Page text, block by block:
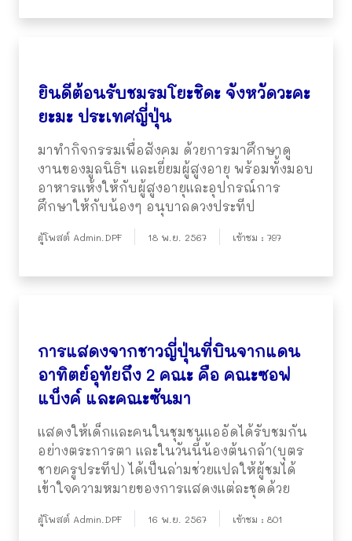
ยินดีต้อนรับชมรมโยะชิดะ จังหวัดวะคะ
ยะมะ ประเทศญี่ปุ่น
มาทำกิจกรรมเพื่อสังคม ด้วยการมาศึกษาดู
งานของมูลนิธิฯ และเยี่ยมผู้สูงอายุ พร้อมทั้งมอบ
อาหารแห้งให้กับผู้สูงอายุและอุปกรณ์การ
ศึกษาให้กับน้องๆ อนุบาลดวงประทีป
ผู้โพสต์ Admin.DPF 18 พ.ย. 2567 เข้าชม : 797
การแสดงจากชาวญี่ปุ่นที่บินจากแดน
อาทิตย์อุทัยถึง 2 คณะ คือ คณะซอฟ
แบ็งค์ และคณะซันมา
แสดงให้เด็กและคนในชุมชนแออัดได้รับชมกัน
อย่างตระการตา และในวันนี้น้องต้นกล้า(บุตร
ชายครูประทีป) ได้เป็นล่ามช่วยแปลให้ผู้ชมได้
เข้าใจความหมายของการแสดงแต่ละชุดด้วย
ผู้โพสต์ Admin.DPF 16 พ.ย. 2567 เข้าชม : 801